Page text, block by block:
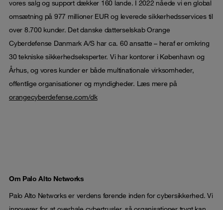
vores salg og support dækker 160 lande. I 2022 nåede vi en global
omsætning på 977 millioner EUR og leverede sikkerhedsservices til
over 8.700 kunder. Det danske datterselskab Orange
Cyberdefense Danmark A/S har ca. 60 ansatte – heraf er omkring
30 tekniske sikkerhedseksperter. Vi har kontorer i København og
Århus, og vores kunder er både multinationale virksomheder,
offentlige organisationer og myndigheder. Læs mere på
orangecyberdefense.com/dk
Om Palo Alto Networks
Palo Alto Networks er verdens førende inden for cybersikkerhed. Vi